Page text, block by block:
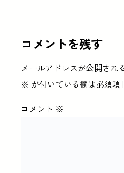
コメントを残す
メールアドレスが公開され
※ が付いている欄は必須項
コメント ※